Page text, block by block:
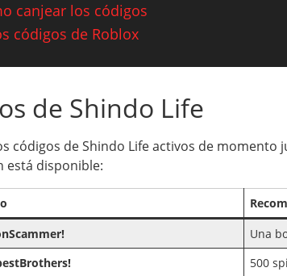
canjear los códigos
códigos de Roblox
de Shindo Life
códigos de Shindo Life activos de momento
está disponible:
Una
500